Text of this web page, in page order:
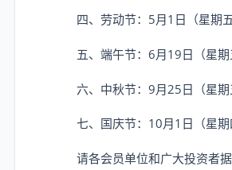
四、劳动节： 5月1 日（星期
五、端午节： 6月19日（星
六、中秋节： 9月25日（星
七、国庆节： 10月1 日（星
请各会员单位和广大投资者